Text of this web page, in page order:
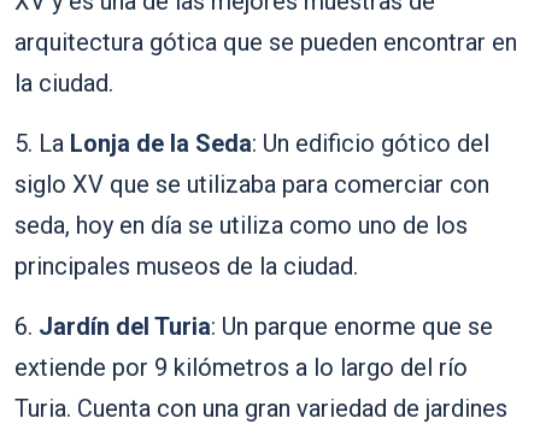
arquitectura gótica que se pueden encontrar en
la ciudad.
5. La Lonja de la Seda: Un edificio gótico del
siglo XV que se utilizaba para comerciar con
seda, hoy en día se utiliza como uno de los
principales museos de la ciudad.
6. Jardín del Turia: Un parque enorme que se
extiende por 9 kilómetros a lo largo del río
Turia. Cuenta con una gran variedad de jardines